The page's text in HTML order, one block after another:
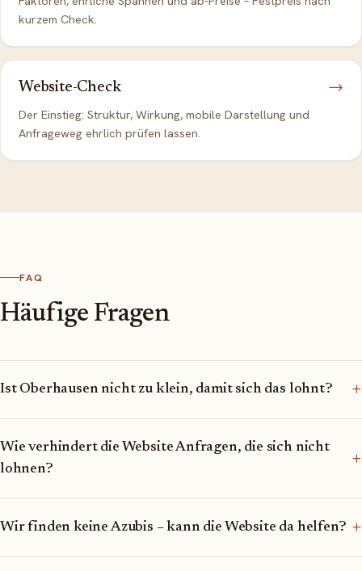
kurzem Check.
Website-Check
→
Der Einstieg: Struktur, Wirkung, mobile Darstellung und
Anfrageweg ehrlich prüfen lassen.
FAQ
Häufige Fragen
Ist Oberhausen nicht zu klein, damit sich das lohnt? +
Wie verhindert die Website Anfragen, die sich nicht
lohnen?
+
Wir finden keine Azubis – kann die Website da helfen? +